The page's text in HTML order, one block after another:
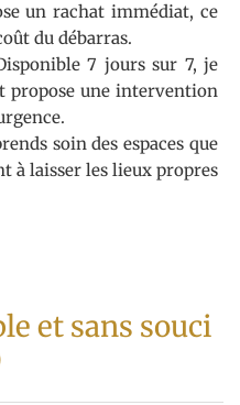
un rachat immédiat, ce
du débarras.
7 jours sur 7, je
propose une intervention
soin des espaces que
à laisser les lieux propres
et sans souci